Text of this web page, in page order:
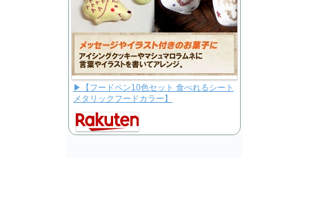
▶【フードペン10色セット 食べれるシート
メタリックフードカラー】